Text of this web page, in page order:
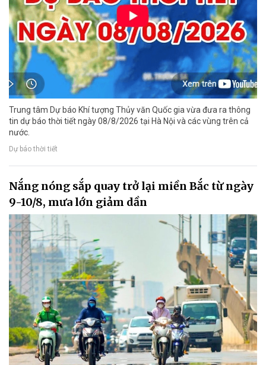
Trung tâm Dự báo Khí tượng Thủy văn Quốc gia vừa đưa ra thông
tin dự báo thời tiết ngày 08/8/2026 tại Hà Nội và các vùng trên cả
nước.
Dự báo thời tiết
Nắng nóng sắp quay trở lại miền Bắc từ ngày
9-10/8, mưa lớn giảm dần